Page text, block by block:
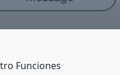
Funciones